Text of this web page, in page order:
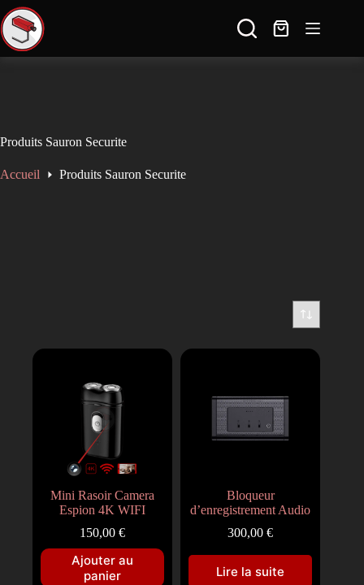
Produits Sauron Securite
Accueil Produits Sauron Securite
Mini Rasoir Camera
Espion 4K WIFI
150,00€
Ajouter au
panier
Bloqueur
d’enregistrement Audio
300,00€
Lire la suite
🚚 Livraison gratuite en France dès 100€ d'achat ✈ Expédition à l'international
🔒 Paiement sécurisé et discret ↩️ 14 jours pour échanger ou retourner le produit
----------------------------------------------------
SAV réactif: contact@sauron-securite.com 09 78 80 63 48